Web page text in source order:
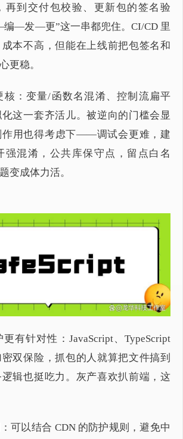
再到交付包校验、更新包的签名验
—发—更”这一串都兜住。CI/CD 里
本不高，但能在上线前把包签名和
更稳。
核：变量/函数名混淆、控制流扁平
这一套齐活儿。被逆向的门槛会显
作用也得考虑下——调试会更难，建
强混淆，公共库保守点，留点白名
变成体力活。
有针对性：JavaScript、TypeScript
双保险，抓包的人就算把文件搞到
辑也挺吃力。灰产喜欢扒前端，这
可以结合 CDN 的防护规则，避免中